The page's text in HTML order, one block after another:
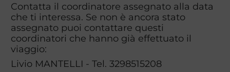
Contatta il coordinatore assegnato alla data
che ti interessa. Se non è ancora stato
assegnato puoi contattare questi
coordinatori che hanno già effettuato il
viaggio:
Livio MANTELLI - Tel. 3298515208